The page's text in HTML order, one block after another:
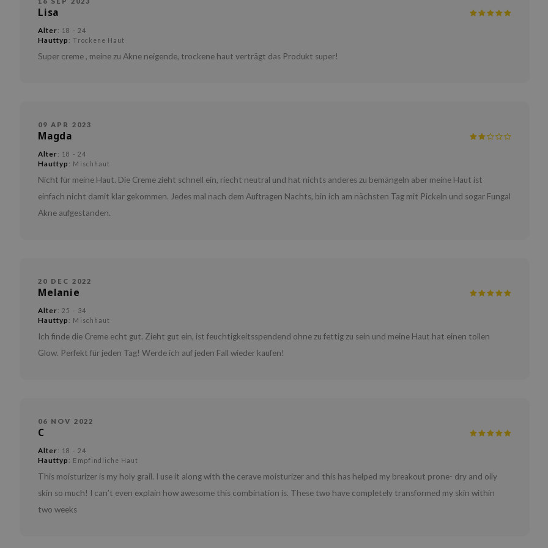
Lisa
Alter: 18 - 24
Hauttyp : Trockene Haut
Super creme , meine zu Akne neigende, trockene haut verträgt das Produkt super!
09 APR 2023
Magda
Alter: 18 - 24
Hauttyp : Mischhaut
Nicht für meine Haut. Die Creme zieht schnell ein, riecht neutral und hat nichts anderes zu bemängeln aber meine Haut ist
einfach nicht damit klar gekommen. Jedes mal nach dem Auftragen Nachts, bin ich am nächsten Tag mit Pickeln und sogar Fungal
Akne aufgestanden.
20 DEC 2022
Melanie
Alter: 25 - 34
Hauttyp : Mischhaut
Ich finde die Creme echt gut. Zieht gut ein, ist feuchtigkeitsspendend ohne zu fettig zu sein und meine Haut hat einen tollen
Glow. Perfekt für jeden Tag! Werde ich auf jeden Fall wieder kaufen!
06 NOV 2022
C
Alter: 18 - 24
Hauttyp : Empfindliche Haut
This moisturizer is my holy grail. I use it along with the cerave moisturizer and this has helped my breakout prone- dry and oily
skin so much! I can’t even explain how awesome this combination is. These two have completely transformed my skin within
two weeks